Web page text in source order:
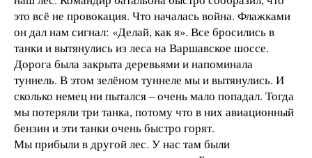
это всё не провокация. Что началась война. Флажками
он дал нам сигнал: «Делай, как я». Все бросились в
танки и вытянулись из леса на Варшавское шоссе.
Дорога была закрыта деревьями и напоминала
туннель. В этом зелёном туннеле мы и вытянулись. И
сколько немец ни пытался – очень мало попадал. Тогда
мы потеряли три танка, потому что в них авиационный
бензин и эти танки очень быстро горят.
Мы прибыли в другой лес. У нас там были